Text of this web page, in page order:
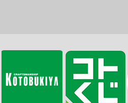
は手のひらサイズ
頭の中は立川のこ
ねキャラクターと